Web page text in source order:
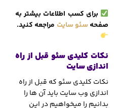
برای کسب اطلاعات بیشتر به
صفحه سئو سایت مراجعه کنید.
نکات کلیدی سئو قبل از راه
اندازی سایت
نکات کلیدی سئو که قبل از راه
اندازی وب سایت باید آن ها را
بدانیم را میخواهیم در این